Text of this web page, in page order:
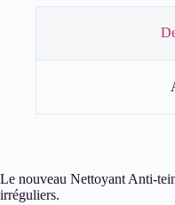
Le nouveau Nettoyant Anti-
irréguliers.